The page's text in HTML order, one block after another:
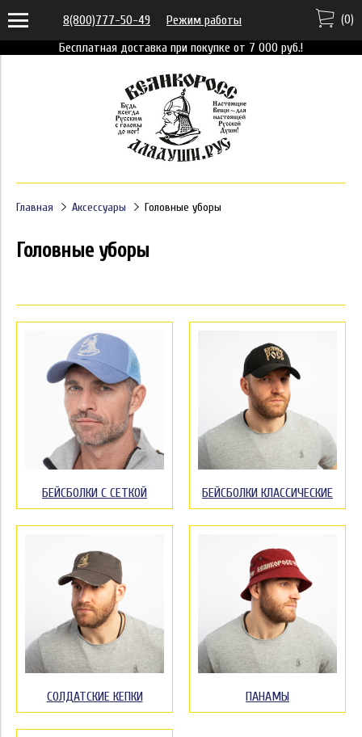
Бесплатная доставка при покупке от 7 000 руб.!
8(800)777-50-49 Режим работы (0)
Главная Аксессуары Головные уборы
Головные уборы
БЕЙСБОЛКИ С СЕТКОЙ БЕЙСБОЛКИ КЛАССИЧЕСКИЕ
СОЛДАТСКИЕ КЕПКИ ПАНАМЫ